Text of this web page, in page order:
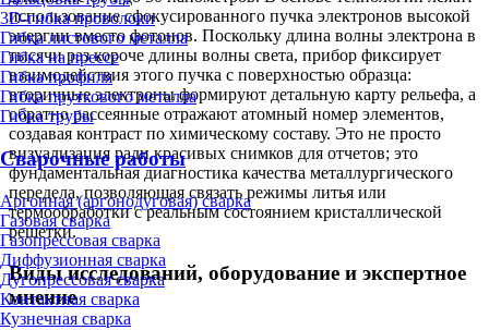
3D-гибка проволоки
Гибка листового металла
Гибка на прессе
Гибка профиля
Гибка пруткового металла
Гибка трубы
Сварочные работы
Аргонная (аргонодуговая) сварка
Газовая сварка
Газопрессовая сварка
Диффузионная сварка
Дугопрессовая сварка
Контактная сварка
Кузнечная сварка
использование сфокусированного пучка электронов высокой
энергии вместо фотонов. Поскольку длина волны электрона в
тысячи раз короче длины волны света, прибор фиксирует
взаимодействия этого пучка с поверхностью образца:
вторичные электроны формируют детальную карту рельефа, а
обратно рассеянные отражают атомный номер элементов,
создавая контраст по химическому составу. Это не просто
визуализация ради красивых снимков для отчетов; это
фундаментальная диагностика качества металлургического
передела, позволяющая связать режимы литья или
термообработки с реальным состоянием кристаллической
решетки.
Виды исследований, оборудование и экспертное
мнение